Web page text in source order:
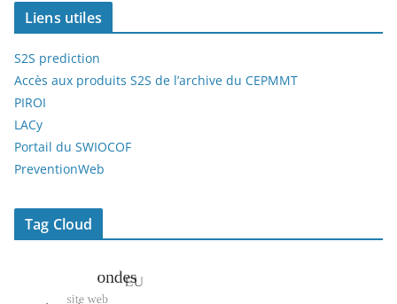
Liens utiles
S2S prediction
Accès aux produits S2S de l’archive du CEPMMT
PIROI
LACy
Portail du SWIOCOF
PreventionWeb
Tag Cloud